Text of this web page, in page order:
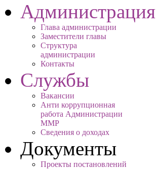
Администрация
Глава администрации
Заместители главы
Структура
администрации
Контакты
Службы
Вакансии
Анти коррупционная
работа Администрации
ММР
Сведения о доходах
Документы
Проекты постановлений